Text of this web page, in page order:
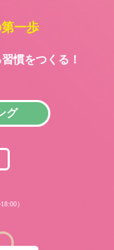
一歩
慣をつくる！
グ
）